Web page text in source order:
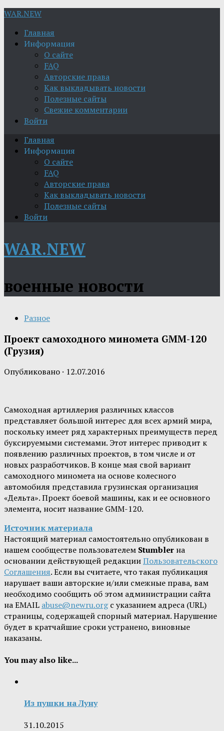
WAR.NEW
Главная
Информация
О сайте
FAQ
Авторские права
Как выкладывать новости
Полезные сайты
Свежие комментарии
Войти
Главная
Информация
О сайте
FAQ
Авторские права
Как выкладывать новости
Полезные сайты
Войти
WAR.NEW
военные новости
Разное
Проект самоходного миномета GMM-120
(Грузия)
Опубликовано · 12.07.2016
Самоходная артиллерия различных классов
представляет большой интерес для всех армий мира,
поскольку имеет ряд характерных преимуществ перед
буксируемыми системами. Этот интерес приводит к
появлению различных проектов, в том числе и от
новых разработчиков. В конце мая свой вариант
самоходного миномета на основе колесного
автомобиля представила грузинская организация
«Дельта». Проект боевой машины, как и ее основного
элемента, носит название GMM-120.
Источник материала
Настоящий материал самостоятельно опубликован в
нашем сообществе пользователем Stumbler на
основании действующей редакцииПользовательского
Соглашения. Если вы считаете, что такая публикация
нарушает ваши авторские и/или смежные права, вам
необходимо сообщить об этом администрации сайта
на EMAIL abuse@newru.orgс указанием адреса (URL)
страницы, содержащей спорный материал. Нарушение
будет в кратчайшие сроки устранено, виновные
наказаны.
You may also like...
Из пушки на Луну
31.10.2015